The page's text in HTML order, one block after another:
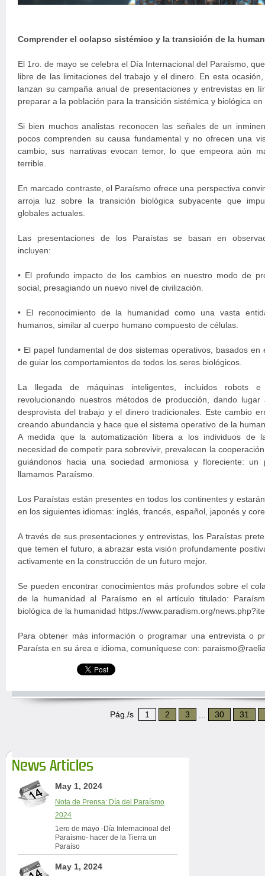
Comprender el colapso sistémico y la transición de la
El 1ro. de mayo se celebra el Día Internacional del Paraísmo,
libre de las limitaciones del trabajo y el dinero. En esta
lanzan su campaña anual de presentaciones y entrevistas en
preparar a la población para la transición sistémica y biológica en
Si bien muchos analistas reconocen las señales de un
pocos comprenden su causa fundamental y no ofrecen una
cambio, sus narrativas evocan temor, lo que empeora aún
terrible.
En marcado contraste, el Paraísmo ofrece una perspectiva
arroja luz sobre la transición biológica subyacente que
globales actuales.
Las presentaciones de los Paraístas se basan en
incluyen:
• El profundo impacto de los cambios en nuestro modo de
social, presagiando un nuevo nivel de civilización.
• El reconocimiento de la humanidad como una vasta
humanos, similar al cuerpo humano compuesto de células.
• El papel fundamental de dos sistemas operativos, basados
de guiar los comportamientos de todos los seres biológicos.
La llegada de máquinas inteligentes, incluidos robots e
revolucionando nuestros métodos de producción, dando
desprovista del trabajo y el dinero tradicionales. Este cambio
creando abundancia y hace que el sistema operativo de la
A medida que la automatización libera a los individuos de
necesidad de competir para sobrevivir, prevalecen la
guiándonos hacia una sociedad armoniosa y floreciente:
llamamos Paraísmo.
Los Paraístas están presentes en todos los continentes y
en los siguientes idiomas: inglés, francés, español, japonés y
A través de sus presentaciones y entrevistas, los Paraístas
que temen el futuro, a abrazar esta visión profundamente
activamente en la construcción de un futuro mejor.
Se pueden encontrar conocimientos más profundos sobre el
de la humanidad al Paraísmo en el artículo titulado:
biológica de la humanidad https://www.paradism.org/
Para obtener más información o programar una entrevista o
Paraísta en su área e idioma, comuníquese con:
Pág./s 1 2 3 30 31
News Articles
May 1, 2024
Nota de Prensa: Día del Paraísmo
2024
1ero de mayo -Día Internacinoal del
Paraísmo- hacer de la Tierra un
Paraíso
May 1, 2024